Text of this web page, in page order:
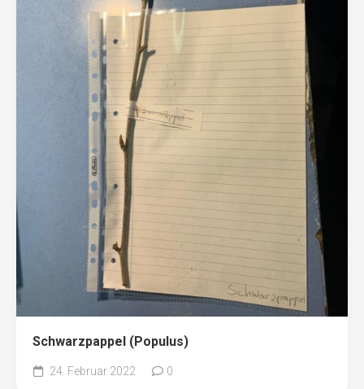
Schwarzpappel (Populus)
24. Februar 2022 0